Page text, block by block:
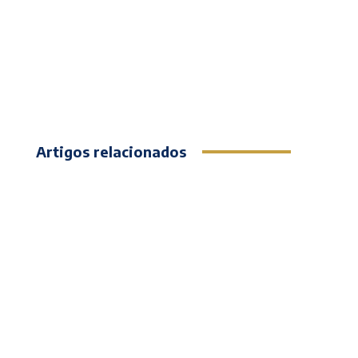
Artigos relacionados